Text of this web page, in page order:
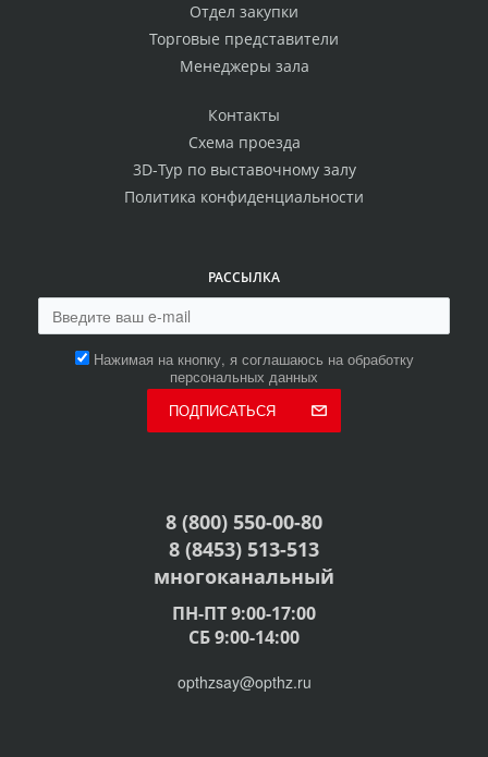
Отдел закупки
Торговые представители
Менеджеры зала
Контакты
Схема проезда
3D-Тур по выставочному залу
Политика конфиденциальности
РАССЫЛКА
Нажимая на кнопку, я соглашаюсь на обработку
персональных данных
ПОДПИСАТЬСЯ
8 (800) 550-00-80
8 (8453) 513-513
многоканальный
ПН-ПТ 9:00-17:00
СБ 9:00-14:00
opthzsay@opthz.ru